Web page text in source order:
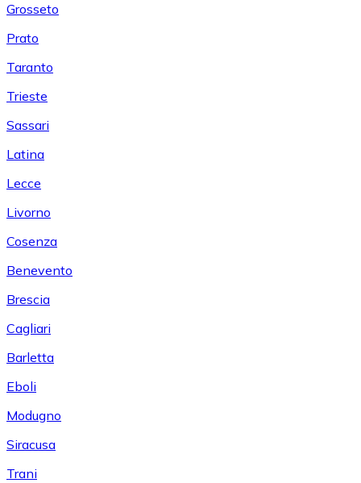
Grosseto
Prato
Taranto
Trieste
Sassari
Latina
Lecce
Livorno
Cosenza
Benevento
Brescia
Cagliari
Barletta
Eboli
Modugno
Siracusa
Trani